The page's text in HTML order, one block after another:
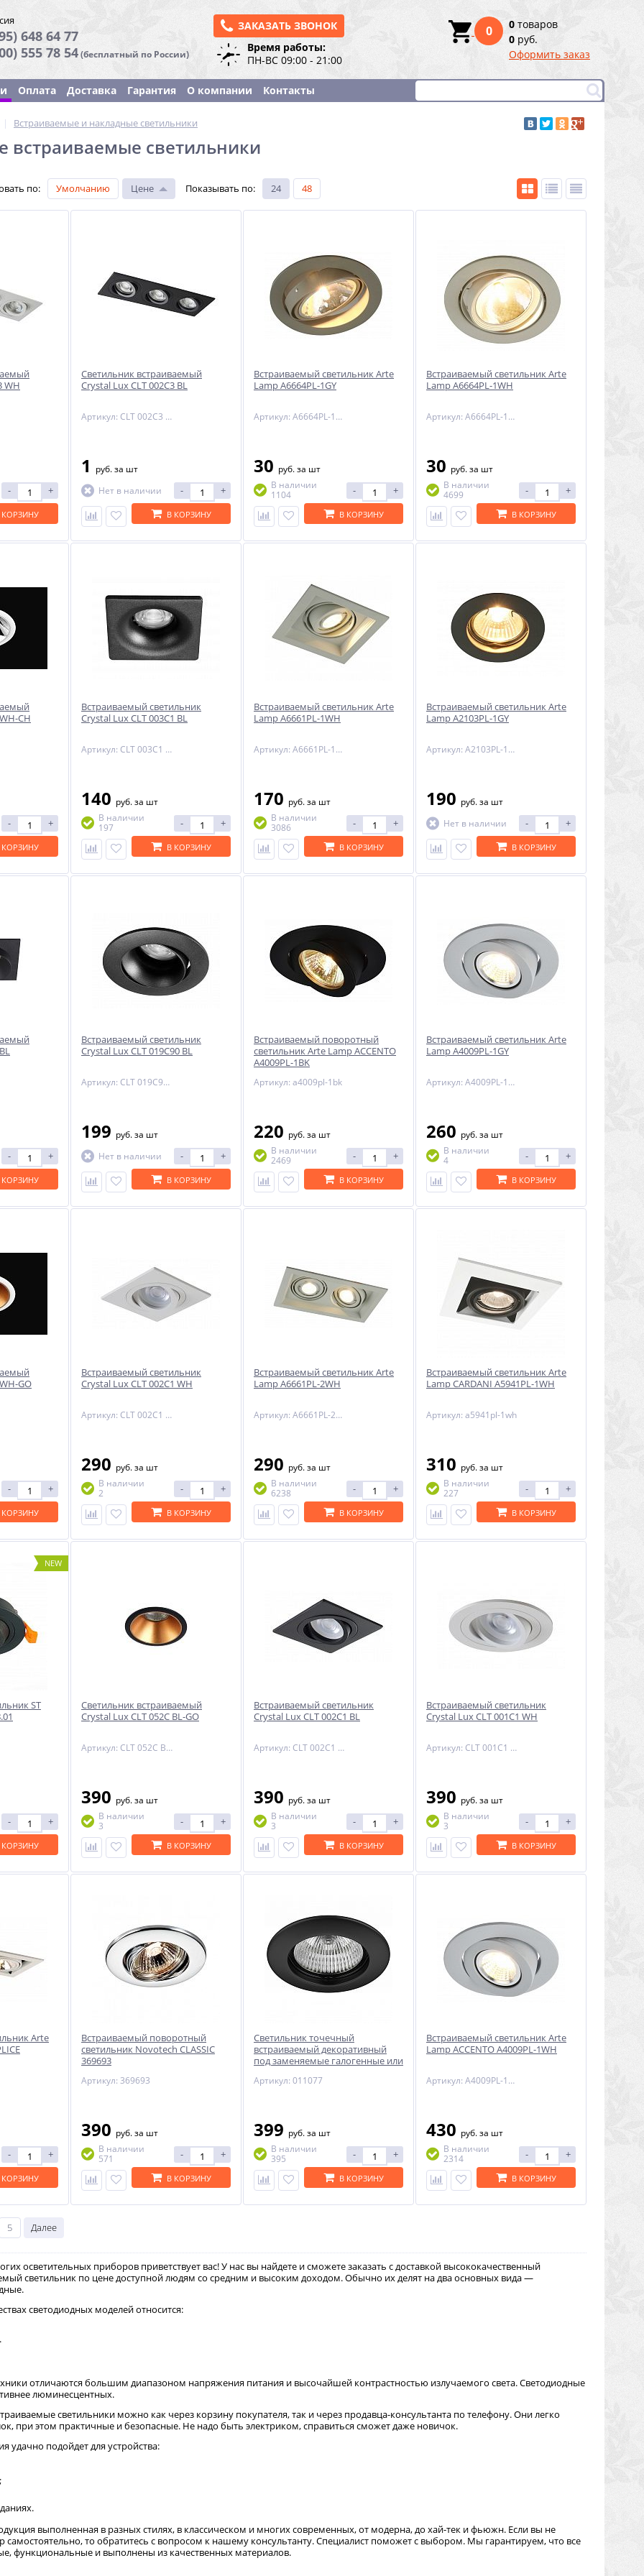
648 64 77
555 78 54(бесплатный по России)
ЗАКАЗАТЬ ЗВОНОК
Время работы:
ПН-ВС 09:00 - 21:00
0 0 товаров
0 руб.
Оформить заказ
Оплата Доставка Гарантия О компании Контакты
NEW
-50%
| Встраиваемые и накладные светильники
встраиваемые светильники
по: Умолчанию Цене Показывать по: 24 48
WH
- +
КОРЗИНУ
Светильник встраиваемый
Crystal Lux CLT 002C3 BL
Артикул: CLT 002C3 BL
1 руб.за шт
Нет в наличии
- +
В КОРЗИНУ
Встраиваемый светильник Arte
Lamp A6664PL-1GY
Артикул: A6664PL-1GY
30 руб.за шт
В наличии
1104
- +
В КОРЗИНУ
Встраиваемый светильник Arte
Lamp A6664PL-1WH
Артикул: A6664PL-1WH
30 руб.за шт
В наличии
4699
- +
В КОРЗИНУ
CH
- +
КОРЗИНУ
Встраиваемый светильник
Crystal Lux CLT 003C1 BL
Артикул: CLT 003C1 BL
140 руб.за шт
В наличии
197
- +
В КОРЗИНУ
Встраиваемый светильник Arte
Lamp A6661PL-1WH
Артикул: A6661PL-1WH
170 руб.за шт
В наличии
3086
- +
В КОРЗИНУ
Встраиваемый светильник Arte
Lamp A2103PL-1GY
Артикул: A2103PL-1GY
190 руб.за шт
Нет в наличии
- +
В КОРЗИНУ
- +
КОРЗИНУ
Встраиваемый светильник
Crystal Lux CLT 019C90 BL
Артикул: CLT 019C90 BL
199 руб.за шт
Нет в наличии
- +
В КОРЗИНУ
Встраиваемый поворотный
светильник Arte Lamp ACCENTO
A4009PL-1BK
Артикул: a4009pl-1bk
220 руб.за шт
В наличии
2469
- +
В КОРЗИНУ
Встраиваемый светильник Arte
Lamp A4009PL-1GY
Артикул: A4009PL-1GY
260 руб.за шт
В наличии
4
- +
В КОРЗИНУ
GO
- +
КОРЗИНУ
Встраиваемый светильник
Crystal Lux CLT 002C1 WH
Артикул: CLT 002C1 WH
290 руб.за шт
В наличии
2
- +
В КОРЗИНУ
Встраиваемый светильник Arte
Lamp A6661PL-2WH
Артикул: A6661PL-2WH
290 руб.за шт
В наличии
6238
- +
В КОРЗИНУ
Встраиваемый светильник Arte
Lamp CARDANI A5941PL-1WH
Артикул: a5941pl-1wh
310 руб.за шт
В наличии
227
- +
В КОРЗИНУ
NEW
ST
- +
КОРЗИНУ
Светильник встраиваемый
Crystal Lux CLT 052C BL-GO
Артикул: CLT 052C BL-GO
390 руб.за шт
В наличии
3
- +
В КОРЗИНУ
Встраиваемый светильник
Crystal Lux CLT 002C1 BL
Артикул: CLT 002C1 BL
390 руб.за шт
В наличии
3
- +
В КОРЗИНУ
Встраиваемый светильник
Crystal Lux CLT 001C1 WH
Артикул: CLT 001C1 WH
390 руб.за шт
В наличии
3
- +
В КОРЗИНУ
Arte
- +
КОРЗИНУ
Встраиваемый поворотный
светильник Novotech CLASSIC
369693
Артикул: 369693
390 руб.за шт
В наличии
571
- +
В КОРЗИНУ
Светильник точечный
встраиваемый декоративный
под заменяемые галогенные или
011077
Артикул: 011077
399 руб.за шт
В наличии
395
- +
В КОРЗИНУ
Встраиваемый светильник Arte
Lamp ACCENTO A4009PL-1WH
Артикул: A4009PL-1WH
430 руб.за шт
В наличии
2314
- +
В КОРЗИНУ
5 Далее
осветительных приборов приветствует вас! У нас вы найдете и сможете заказать с доставкой высококачественный
светильник по цене доступной людям со средним и высоким доходом. Обычно их делят на два основных вида —
светодиодных моделей относится:
отличаются большим диапазоном напряжения питания и высочайшей контрастностью излучаемого света. Светодиодные
люминесцентных.
светильники можно как через корзину покупателя, так и через продавца-консультанта по телефону. Они легко
при этом практичные и безопасные. Не надо быть электриком, справиться сможет даже новичок.
удачно подойдет для устройства:
выполненная в разных стилях, в классическом и многих современных, от модерна, до хай-тек и фьюжн. Если вы не
самостоятельно, то обратитесь с вопросом к нашему консультанту. Специалист поможет с выбором. Мы гарантируем, что все
функциональные и выполнены из качественных материалов.